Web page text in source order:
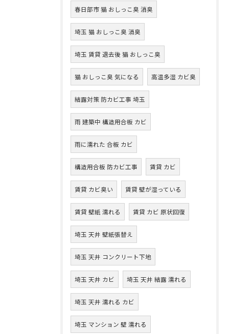
春日部市 猫 おしっこ臭 消臭
埼玉 猫 おしっこ臭 消臭
埼玉 賃貸 退去後 猫 おしっこ臭
猫 おしっこ臭 気になる 高温多湿 カビ臭
結露対策 防カビ工事 埼玉
雨 建築中 構造用合板 カビ
雨に濡れた 合板 カビ
構造用合板 防カビ工事 賃貸 カビ
賃貸 カビ臭い 賃貸 壁が湿っている
賃貸 壁紙 濡れる 賃貸 カビ 原状回復
埼玉 天井 壁紙張替え
埼玉 天井 コンクリート下地
埼玉 天井 カビ 埼玉 天井 結露 濡れる
埼玉 天井 濡れる カビ
埼玉 マンション 壁 濡れる